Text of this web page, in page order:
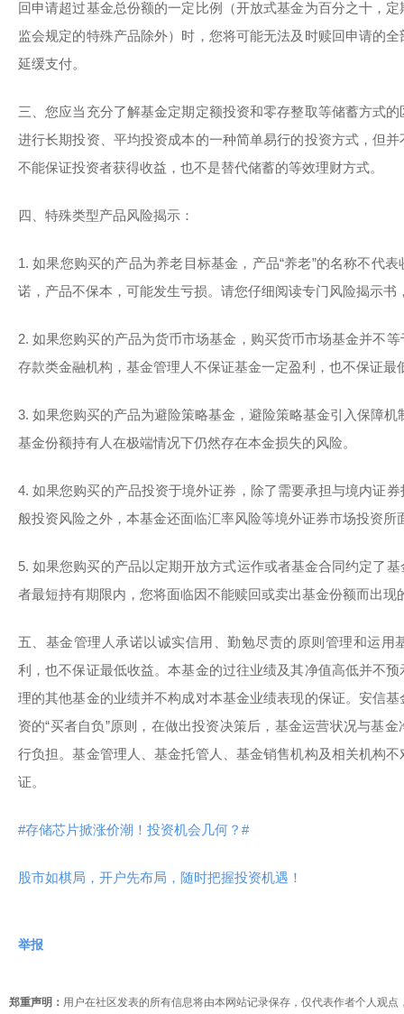
回申请超过基金总份额的一定比例（开放式基金为百分之十，
监会规定的特殊产品除外）时，您将可能无法及时赎回申请的
延缓支付。
三、您应当充分了解基金定期定额投资和零存整取等储蓄方式
进行长期投资、平均投资成本的一种简单易行的投资方式，但
不能保证投资者获得收益，也不是替代储蓄的等效理财方式。
四、特殊类型产品风险揭示：
1. 如果您购买的产品为养老目标基金，产品“养老”的名称不代
诺，产品不保本，可能发生亏损。请您仔细阅读专门风险揭示书
2. 如果您购买的产品为货币市场基金，购买货币市场基金并不
存款类金融机构，基金管理人不保证基金一定盈利，也不保证最
3. 如果您购买的产品为避险策略基金，避险策略基金引入保障
基金份额持有人在极端情况下仍然存在本金损失的风险。
4. 如果您购买的产品投资于境外证券，除了需要承担与境内证
般投资风险之外，本基金还面临汇率风险等境外证券市场投资所
5. 如果您购买的产品以定期开放方式运作或者基金合同约定了
者最短持有期限内，您将面临因不能赎回或卖出基金份额而出现
五、基金管理人承诺以诚实信用、勤勉尽责的原则管理和运用
利，也不保证最低收益。本基金的过往业绩及其净值高低并不
理的其他基金的业绩并不构成对本基金业绩表现的保证。安信
资的“买者自负”原则，在做出投资决策后，基金运营状况与基
行负担。基金管理人、基金托管人、基金销售机构及相关机构
证。
#存储芯片掀涨价潮！投资机会几何？#
股市如棋局，开户先布局，随时把握投资机遇！
举报
郑重声明： 用户在社区发表的所有信息将由本网站记录保存，仅代表作者个人观